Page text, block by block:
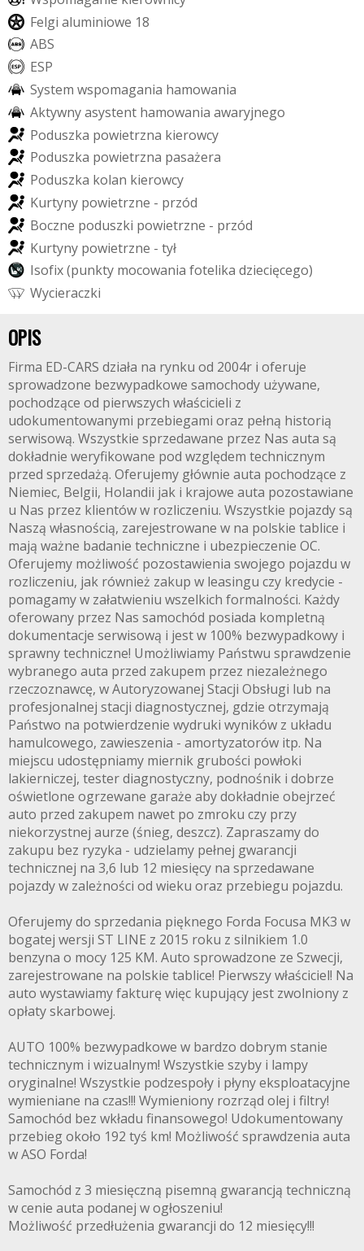
Felgi aluminiowe 18
ABS
ESP
System wspomagania hamowania
Aktywnyasystent hamowania awaryjnego
Poduszka powietrzna kierowcy
Poduszka powietrzna pasażera
Poduszka kolan kierowcy
Kurtyny powietrzne - przód
Boczne poduszki powietrzne - przód
Kurtyny powietrzne - tył
Isofix(punkty mocowania fotelika dziecięcego)
Wycieraczki
OPIS
Firma ED-CARS działa na rynku od 2004r i oferuje
sprowadzone bezwypadkowe samochody używane,
pochodzące od pierwszych właścicieli z
udokumentowanymi przebiegami oraz pełną historią
serwisową. Wszystkie sprzedawane przez Nas auta są
dokładnie weryfikowane pod względem technicznym
przed sprzedażą. Oferujemy głównie auta pochodzące z
Niemiec, Belgii, Holandii jak i krajowe auta pozostawiane
u Nas przez klientów w rozliczeniu. Wszystkie pojazdy są
Naszą własnością, zarejestrowane w na polskie tablice i
mają ważne badanie techniczne i ubezpieczenie OC.
Oferujemy możliwość pozostawienia swojego pojazdu w
rozliczeniu, jak również zakup w leasingu czy kredycie -
pomagamy w załatwieniu wszelkich formalności. Każdy
oferowany przez Nas samochód posiada kompletną
dokumentacje serwisową i jest w 100% bezwypadkowy i
sprawny techniczne! Umożliwiamy Państwu sprawdzenie
wybranego auta przed zakupem przez niezależnego
rzeczoznawcę, w Autoryzowanej Stacji Obsługi lub na
profesjonalnej stacji diagnostycznej, gdzie otrzymają
Państwo na potwierdzenie wydruki wyników z układu
hamulcowego, zawieszenia - amortyzatorów itp. Na
miejscu udostępniamy miernik grubości powłoki
lakierniczej, tester diagnostyczny, podnośnik i dobrze
oświetlone ogrzewane garaże aby dokładnie obejrzeć
auto przed zakupem nawet po zmroku czy przy
niekorzystnej aurze (śnieg, deszcz). Zapraszamy do
zakupu bez ryzyka - udzielamy pełnej gwarancji
technicznej na 3,6 lub 12 miesięcy na sprzedawane
pojazdy w zależności od wieku oraz przebiegu pojazdu.
Oferujemy do sprzedania pięknego Forda Focusa MK3 w
bogatej wersji ST LINE z 2015 roku z silnikiem 1.0
benzyna o mocy 125 KM. Auto sprowadzone ze Szwecji,
zarejestrowane na polskie tablice! Pierwszy właściciel! Na
auto wystawiamy fakturę więc kupujący jest zwolniony z
opłaty skarbowej.
AUTO 100% bezwypadkowe w bardzo dobrym stanie
technicznym i wizualnym! Wszystkie szyby i lampy
oryginalne! Wszystkie podzespoły i płyny eksploatacyjne
wymieniane na czas!!! Wymieniony rozrząd olej i filtry!
Samochód bez wkładu finansowego! Udokumentowany
przebieg około 192 tyś km! Możliwość sprawdzenia auta
w ASO Forda!
Samochód z 3 miesięczną pisemną gwarancją techniczną
w cenie auta podanej w ogłoszeniu!
Możliwość przedłużenia gwarancji do 12 miesięcy!!!